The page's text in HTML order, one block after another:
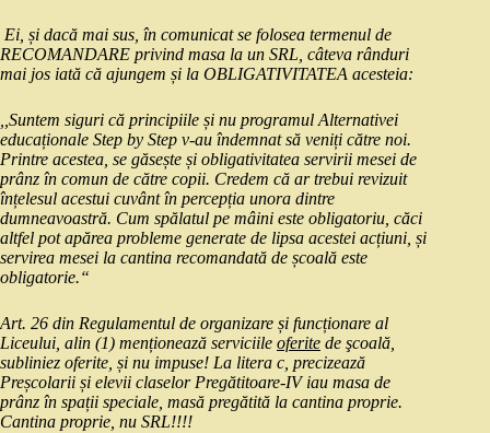
Ei, și dacă mai sus, în comunicat se folosea termenul de
RECOMANDARE privind masa la un SRL, câteva rânduri
mai jos iată că ajungem și la OBLIGATIVITATEA acesteia:
,,Suntem siguri că principiile și nu programul Alternativei
educaționale Step by Step v-au îndemnat să veniți către noi.
Printre acestea, se găsește și obligativitatea servirii mesei de
prânz în comun de către copii. Credem că ar trebui revizuit
înțelesul acestui cuvânt în percepția unora dintre
dumneavoastră. Cum spălatul pe mâini este obligatoriu, căci
altfel pot apărea probleme generate de lipsa acestei acțiuni, și
servirea mesei la cantina recomandată de școală este
obligatorie.“
Art. 26 din Regulamentul de organizare și funcționare al
Liceului, alin (1) menționează serviciile oferite de şcoală,
subliniez oferite, și nu impuse! La litera c, precizează
Preșcolarii și elevii claselor Pregătitoare-IV iau masa de
prânz în spații speciale, masă pregătită la cantina proprie.
Cantina proprie, nu SRL!!!!